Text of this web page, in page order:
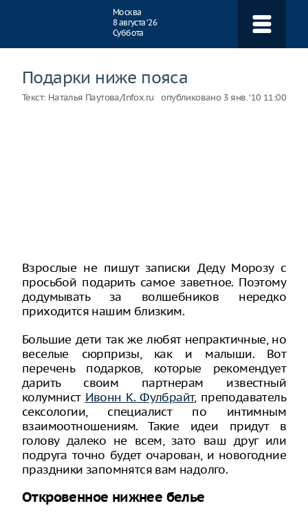
Москва
8 августа ‘26
Суббота
Подарки ниже пояса
Текст: Наталья Паутова/Infox.ru опубликовано 3 янв. ‘10 11:00
Взрослые не пишут записки Деду Морозу с
просьбой подарить самое заветное. Поэтому
додумывать за волшебников нередко
приходится нашим близким.
Большие дети так же любят непрактичные, но
веселые сюрпризы, как и малыши. Вот
перечень подарков, которые рекомендует
дарить своим партнерам известный
колумнист Ивонн К. Фулбрайт, преподаватель
сексологии, специалист по интимным
взаимоотношениям. Такие идеи придут в
голову далеко не всем, зато ваш друг или
подруга точно будет очарован, и новогодние
праздники запомнятся вам надолго.
Откровенное нижнее белье